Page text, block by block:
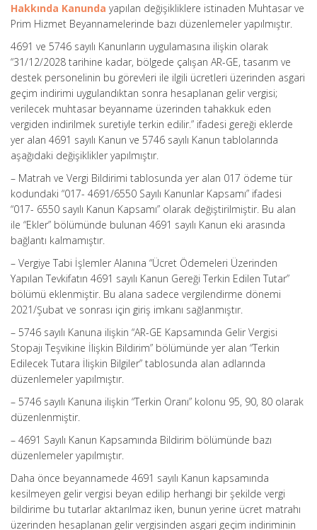
Hakkında Kanunda yapılan değişikliklere istinaden Muhtasar ve
Prim Hizmet Beyannamelerinde bazı düzenlemeler yapılmıştır.
4691 ve 5746 sayılı Kanunların uygulamasına ilişkin olarak
“31/12/2028 tarihine kadar, bölgede çalışan AR-GE, tasarım ve
destek personelinin bu görevleri ile ilgili ücretleri üzerinden asgari
geçim indirimi uygulandıktan sonra hesaplanan gelir vergisi;
verilecek muhtasar beyanname üzerinden tahakkuk eden
vergiden indirilmek suretiyle terkin edilir.” ifadesi gereği eklerde
yer alan 4691 sayılı Kanun ve 5746 sayılı Kanun tablolarında
aşağıdaki değişiklikler yapılmıştır.
– Matrah ve Vergi Bildirimi tablosunda yer alan 017 ödeme tür
kodundaki “017- 4691/6550 Sayılı Kanunlar Kapsamı” ifadesi
“017- 6550 sayılı Kanun Kapsamı” olarak değiştirilmiştir. Bu alan
ile “Ekler” bölümünde bulunan 4691 sayılı Kanun eki arasında
bağlantı kalmamıştır.
– Vergiye Tabi İşlemler Alanına “Ücret Ödemeleri Üzerinden
Yapılan Tevkifatın 4691 sayılı Kanun Gereği Terkin Edilen Tutar”
bölümü eklenmiştir. Bu alana sadece vergilendirme dönemi
2021/Şubat ve sonrası için giriş imkanı sağlanmıştır.
– 5746 sayılı Kanuna ilişkin “AR-GE Kapsamında Gelir Vergisi
Stopajı Teşvikine İlişkin Bildirim” bölümünde yer alan “Terkin
Edilecek Tutara İlişkin Bilgiler” tablosunda alan adlarında
düzenlemeler yapılmıştır.
– 5746 sayılı Kanuna ilişkin “Terkin Oranı” kolonu 95, 90, 80 olarak
düzenlenmiştir.
– 4691 Sayılı Kanun Kapsamında Bildirim bölümünde bazı
düzenlemeler yapılmıştır.
Daha önce beyannamede 4691 sayılı Kanun kapsamında
kesilmeyen gelir vergisi beyan edilip herhangi bir şekilde vergi
bildirime bu tutarlar aktarılmaz iken, bunun yerine ücret matrahı
üzerinden hesaplanan gelir vergisinden asgari geçim indiriminin